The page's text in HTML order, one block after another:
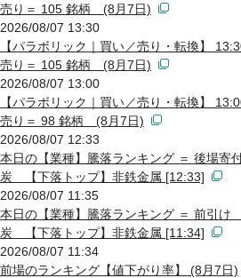
売り＝ 105 銘柄 (8月7日)
2026/08/07 13:30
【パラボリック｜買い／売り・転換】
売り＝ 105 銘柄 (8月7日)
2026/08/07 13:00
【パラボリック｜買い／売り・転換】
売り＝ 98 銘柄 (8月7日)
2026/08/07 12:33
本日の【業種】騰落ランキング ＝ 後場
炭 【下落トップ】非鉄金属 [12:33]
2026/08/07 11:35
本日の【業種】騰落ランキング ＝ 前引
炭 【下落トップ】非鉄金属 [11:34]
2026/08/07 11:34
前場のランキング【値下がり率】 (8月7日)